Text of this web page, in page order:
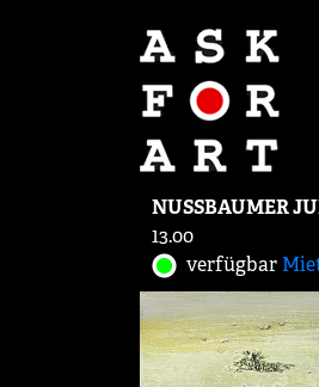
NUSSBAUMER
13.00
verfügbar